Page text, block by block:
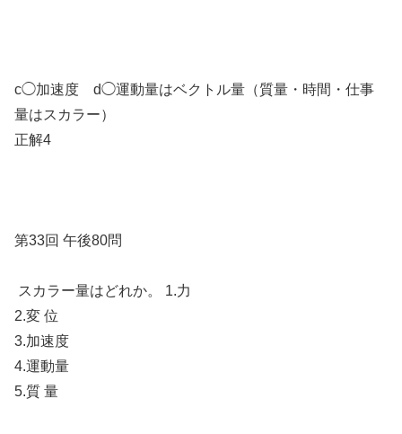
c◯加速度 d◯運動量はベクトル量（質量・時間・仕事
量はスカラー）
正解4
第33回 午後80問
スカラー量はどれか。 1.力
2.変 位
3.加速度
4.運動量
5.質 量